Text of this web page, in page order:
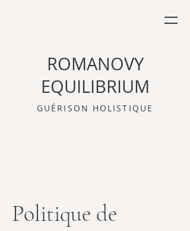
ROMANOVY
EQUILIBRIUM
GUÉRISON HOLISTIQUE
Politique de